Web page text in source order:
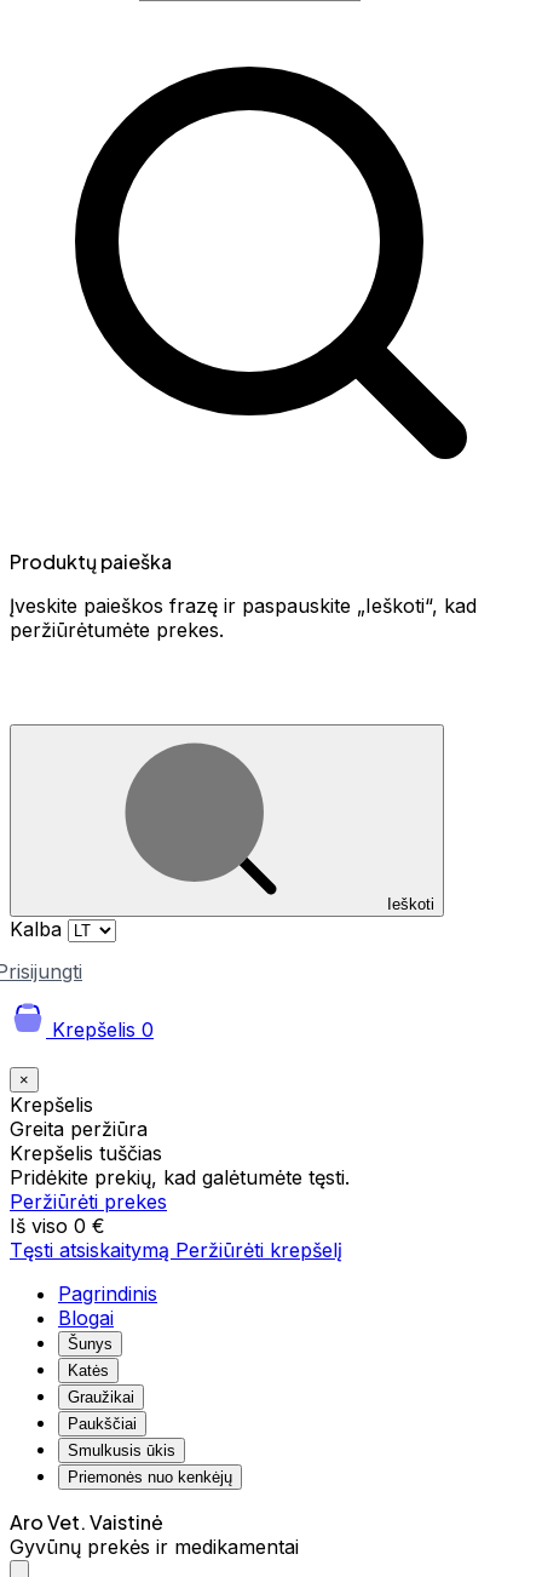
Produktų paieška
Įveskite paieškos frazę ir paspauskite „Ieškoti“, kad
peržiūrėtumėte prekes.
Ieškoti
Kalba
Krepšelis 0
×
Krepšelis
Greita peržiūra
Krepšelis tuščias
Pridėkite prekių, kad galėtumėte tęsti.
Peržiūrėti prekes
Iš viso 0 €
Tęsti atsiskaitymą Peržiūrėti krepšelį
Pagrindinis
Blogai
Šunys
Katės
Graužikai
Paukščiai
Smulkusis ūkis
Priemonės nuo kenkėjų
Aro Vet. Vaistinė
Gyvūnų prekės ir medikamentai